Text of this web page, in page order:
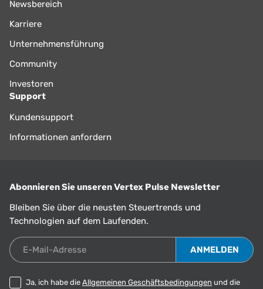
Newsbereich
Karriere
Unternehmensführung
Community
Investoren
Support
Kundensupport
Informationen anfordern
Abonnieren Sie unseren Vertex Pulse Newsletter
Bleiben Sie über die neusten Steuertrends und
Technologien auf dem Laufenden.
E-Mail-Adresse
Ja, ich habe die Allgemeinen Geschäftsbedingungen und die